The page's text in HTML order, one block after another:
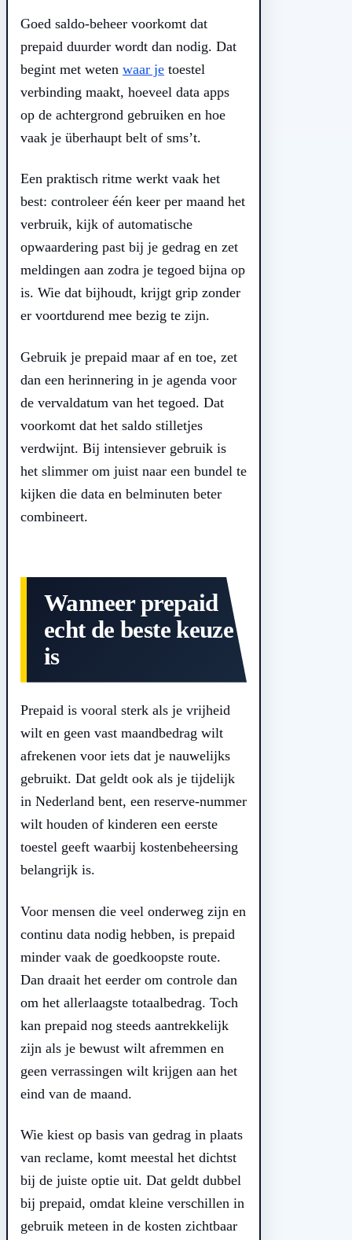
Goed saldo-beheer voorkomt dat
prepaid duurder wordt dan nodig. Dat
begint met weten waar je toestel
verbinding maakt, hoeveel data apps
op de achtergrond gebruiken en hoe
vaak je überhaupt belt of sms’t.
Een praktisch ritme werkt vaak het
best: controleer één keer per maand het
verbruik, kijk of automatische
opwaardering past bij je gedrag en zet
meldingen aan zodra je tegoed bijna op
is. Wie dat bijhoudt, krijgt grip zonder
er voortdurend mee bezig te zijn.
Gebruik je prepaid maar af en toe, zet
dan een herinnering in je agenda voor
de vervaldatum van het tegoed. Dat
voorkomt dat het saldo stilletjes
verdwijnt. Bij intensiever gebruik is
het slimmer om juist naar een bundel te
kijken die data en belminuten beter
combineert.
Wanneer prepaid
echt de beste keuze
is
Prepaid is vooral sterk als je vrijheid
wilt en geen vast maandbedrag wilt
afrekenen voor iets dat je nauwelijks
gebruikt. Dat geldt ook als je tijdelijk
in Nederland bent, een reserve-nummer
wilt houden of kinderen een eerste
toestel geeft waarbij kostenbeheersing
belangrijk is.
Voor mensen die veel onderweg zijn en
continu data nodig hebben, is prepaid
minder vaak de goedkoopste route.
Dan draait het eerder om controle dan
om het allerlaagste totaalbedrag. Toch
kan prepaid nog steeds aantrekkelijk
zijn als je bewust wilt afremmen en
geen verrassingen wilt krijgen aan het
eind van de maand.
Wie kiest op basis van gedrag in plaats
van reclame, komt meestal het dichtst
bij de juiste optie uit. Dat geldt dubbel
bij prepaid, omdat kleine verschillen in
gebruik meteen in de kosten zichtbaar